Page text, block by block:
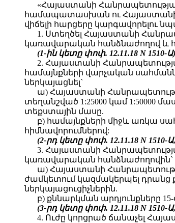
«Հայաստանի
համապատասխան ու Հայաստանի
վիճելի հարցերը կարգավորելու
1. Ստեղծել Հայաստանի
կառավարական հանձնաժողով և
(1-ին կետը փոփ. 12.11.18 N 1510-Ա)
2. Հայաստանի
համայնքների վարչական
ներկայացնել`
ա) Հայաստանի
տեղանշված 1:25000 կամ 1:50000
տեքստային մասը.
բ) համայնքների միջև առկա
հիմնավորումներով:
(2-րդ կետը փոփ. 12.11.18 N 1510-Ա,
3. Հայաստանի
կառավարական հանձնաժողովին`
ա) Հայաստանի
ժամկետում կազմակերպել դրանց
ներկայացուցիչներին.
բ) քննարկման արդյունքները
(3-րդ կետը փոփ. 12.11.18 N 1510-
4. Ուժը կորցրած ճանաչել